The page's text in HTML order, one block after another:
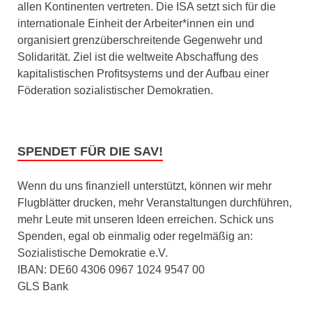
allen Kontinenten vertreten. Die ISA setzt sich für die
internationale Einheit der Arbeiter*innen ein und
organisiert grenzüberschreitende Gegenwehr und
Solidarität. Ziel ist die weltweite Abschaffung des
kapitalistischen Profitsystems und der Aufbau einer
Föderation sozialistischer Demokratien.
SPENDET FÜR DIE SAV!
Wenn du uns finanziell unterstützt, können wir mehr
Flugblätter drucken, mehr Veranstaltungen durchführen,
mehr Leute mit unseren Ideen erreichen. Schick uns
Spenden, egal ob einmalig oder regelmäßig an:
Sozialistische Demokratie e.V.
IBAN: DE60 4306 0967 1024 9547 00
GLS Bank